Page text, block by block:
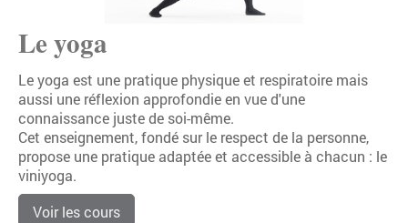
Le yoga
Le yoga est une pratique physique et respiratoire mais
aussi une réflexion approfondie en vue d'une
connaissance juste de soi-même.
Cet enseignement, fondé sur le respect de la personne,
propose une pratique adaptée et accessible à chacun : le
viniyoga.
Voir les cours